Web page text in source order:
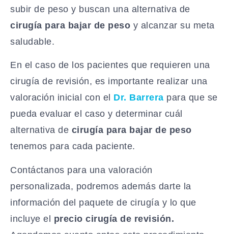
subir de peso y buscan una alternativa de
cirugía para bajar de peso y alcanzar su meta
saludable.
En el caso de los pacientes que requieren una
cirugía de revisión, es importante realizar una
valoración inicial con el Dr. Barrera para que se
pueda evaluar el caso y determinar cuál
alternativa de cirugía para bajar de peso
tenemos para cada paciente.
Contáctanos para una valoración
personalizada, podremos además darte la
información del paquete de cirugía y lo que
incluye el precio cirugía de revisión.